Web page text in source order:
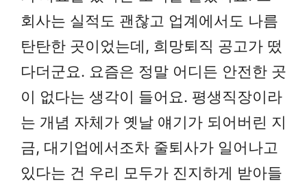
회사는 실적도 괜찮고 업계에서도 나름
탄탄한 곳이었는데, 희망퇴직 공고가 떴
다더군요. 요즘은 정말 어디든 안전한 곳
이 없다는 생각이 들어요. 평생직장이라
는 개념 자체가 옛날 얘기가 되어버린 지
금, 대기업에서조차 줄퇴사가 일어나고
있다는 건 우리 모두가 진지하게 받아들